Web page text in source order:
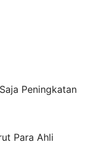
Peningkatan
Para Ahli